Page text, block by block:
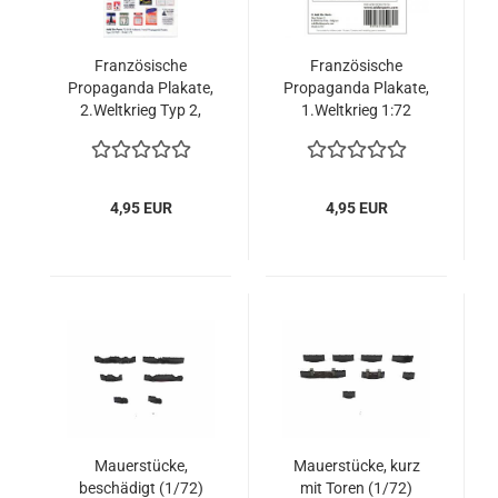
Französische
Propaganda Plakate,
2.Weltkrieg Typ 2,
4,95 EUR
Französische
Propaganda Plakate,
1.Weltkrieg 1:72
4,95 EUR
Mauerstücke,
beschädigt (1/72)
Mauerstücke, kurz
mit Toren (1/72)